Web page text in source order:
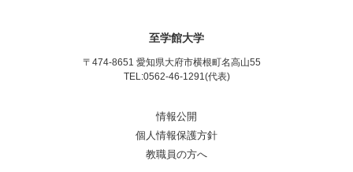
至学館大学
〒474-8651 愛知県大府市横根町名高山55
TEL:0562-46-1291(代表)
情報公開
個人情報保護方針
教職員の方へ